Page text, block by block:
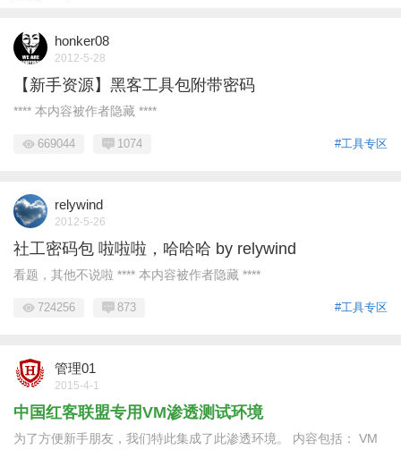
honker08
2012-5-28
【新手资源】黑客工具包附带密码
**** 本内容被作者隐藏 ****
#工具专区
669044 1074
relywind
2012-5-26
社工密码包 啦啦啦，哈哈哈 by relywind
看题，其他不说啦 **** 本内容被作者隐藏 ****
#工具专区
724256 873
管理01
2015-4-1
中国红客联盟专用VM渗透测试环境
为了方便新手朋友，我们特此集成了此渗透环境。 内容包括： VM